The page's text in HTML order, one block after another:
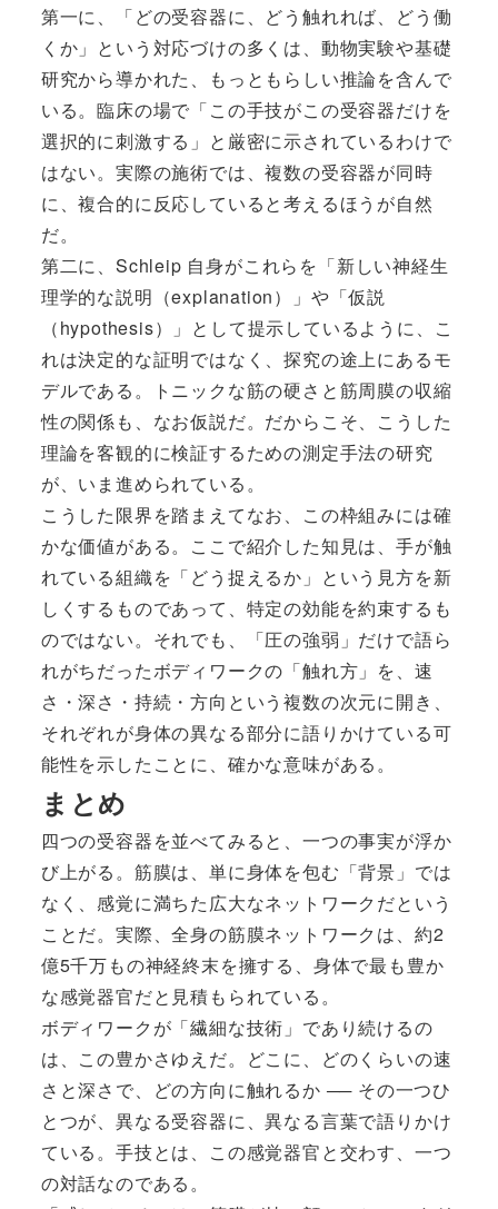
第一に、「どの受容器に、どう触れれば、どう働
くか」という対応づけの多くは、動物実験や基礎
研究から導かれた、もっともらしい推論を含んで
いる。臨床の場で「この手技がこの受容器だけを
選択的に刺激する」と厳密に示されているわけで
はない。実際の施術では、複数の受容器が同時
に、複合的に反応していると考えるほうが自然
だ。
第二に、Schleip 自身がこれらを「新しい神経生
理学的な説明（explanation）」や「仮説
（hypothesis）」として提示しているように、こ
れは決定的な証明ではなく、探究の途上にあるモ
デルである。トニックな筋の硬さと筋周膜の収縮
性の関係も、なお仮説だ。だからこそ、こうした
理論を客観的に検証するための測定手法の研究
が、いま進められている。
こうした限界を踏まえてなお、この枠組みには確
かな価値がある。ここで紹介した知見は、手が触
れている組織を「どう捉えるか」という見方を新
しくするものであって、特定の効能を約束するも
のではない。それでも、「圧の強弱」だけで語ら
れがちだったボディワークの「触れ方」を、速
さ・深さ・持続・方向という複数の次元に開き、
それぞれが身体の異なる部分に語りかけている可
能性を示したことに、確かな意味がある。
まとめ
四つの受容器を並べてみると、一つの事実が浮か
び上がる。筋膜は、単に身体を包む「背景」では
なく、感覚に満ちた広大なネットワークだという
ことだ。実際、全身の筋膜ネットワークは、約2
億5千万もの神経終末を擁する、身体で最も豊か
な感覚器官だと見積もられている。
ボディワークが「繊細な技術」であり続けるの
は、この豊かさゆえだ。どこに、どのくらいの速
さと深さで、どの方向に触れるか ── その一つひ
とつが、異なる受容器に、異なる言葉で語りかけ
ている。手技とは、この感覚器官と交わす、一つ
の対話なのである。